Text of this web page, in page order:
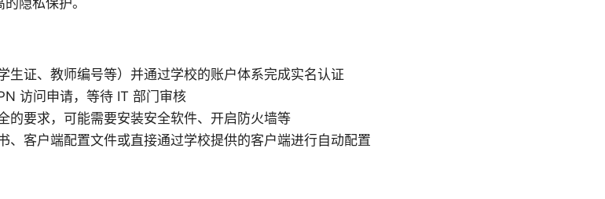
隐私保护。
生证、教师编号等）并通过学校的账户体系完成实名认证
访问申请，等待 IT 部门审核
的要求，可能需要安装安全软件、开启防火墙等
、客户端配置文件或直接通过学校提供的客户端进行自动配置